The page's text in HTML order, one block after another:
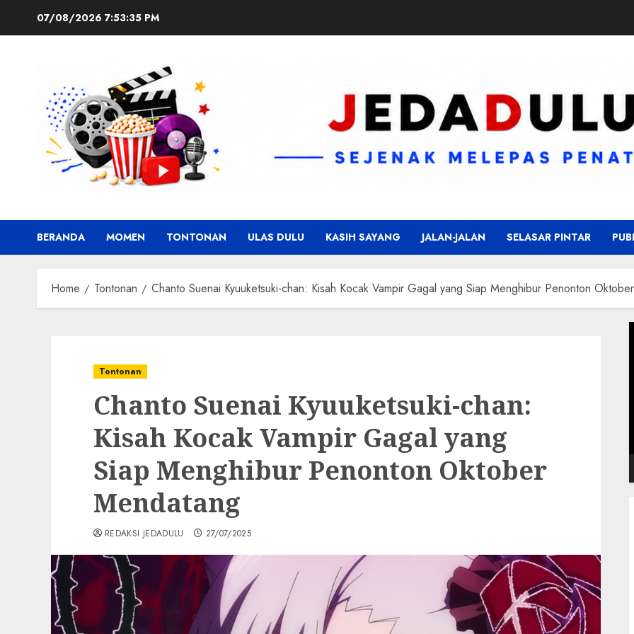
07/08/2026 7:53:36 PM
BERANDA MOMEN TONTONAN ULAS DULU KASIH SAYANG JALAN-JALAN SELASAR PINTAR
Home Tontonan Chanto Suenai Kyuuketsuki-chan: Kisah Kocak Vampir Gagal yang Siap Menghibur Penonton
Tontonan
Chanto Suenai Kyuuketsuki-chan:
Kisah Kocak Vampir Gagal yang
Siap Menghibur Penonton Oktober
Mendatang
REDAKSI JEDADULU 27/07/2025